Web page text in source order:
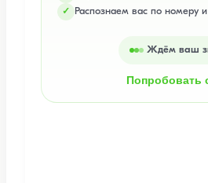
✓ Распознаем вас по номеру
Ждём ваш
Попробовать